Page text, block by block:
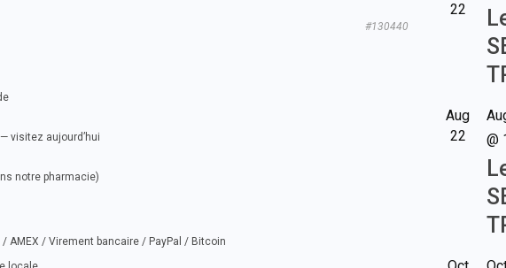
#130440
visitez aujourd’hui
notre pharmacie)
AMEX / Virement bancaire / PayPal / Bitcoin
22
Aug
22
@